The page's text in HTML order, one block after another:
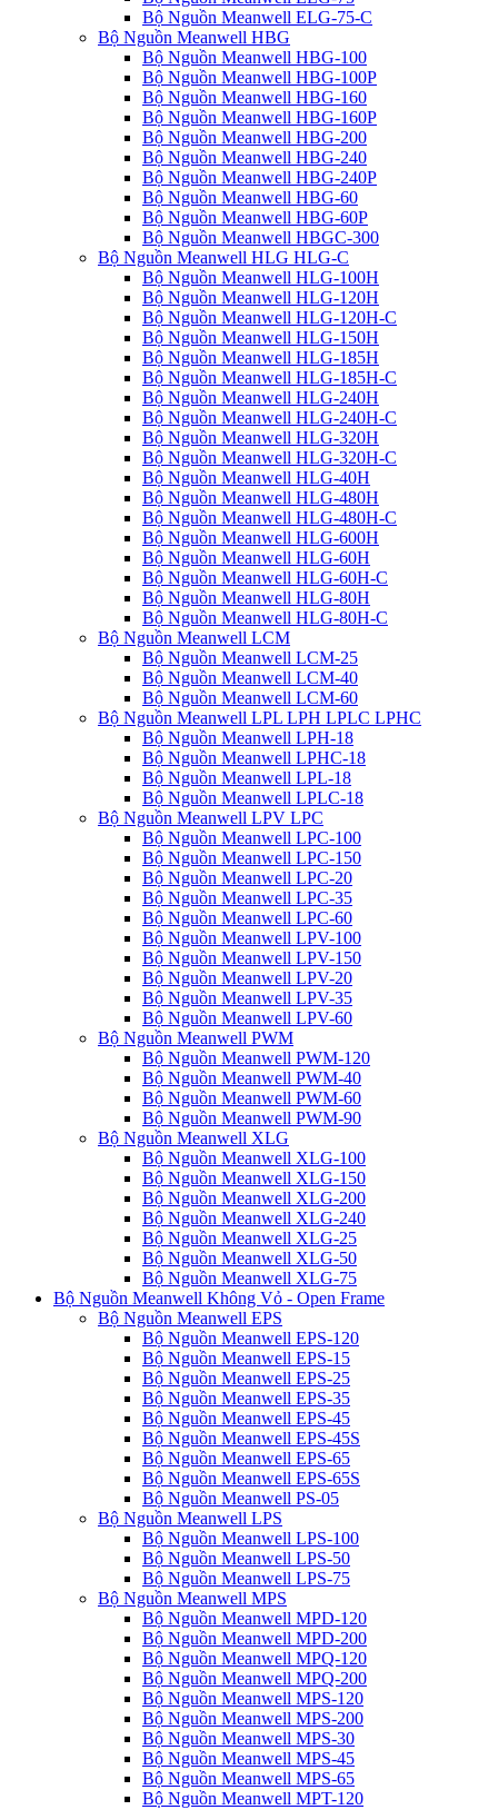
Bộ Nguồn Meanwell ELG-75-C
Bộ Nguồn Meanwell HBG
Bộ Nguồn Meanwell HBG-100
Bộ Nguồn Meanwell HBG-100P
Bộ Nguồn Meanwell HBG-160
Bộ Nguồn Meanwell HBG-160P
Bộ Nguồn Meanwell HBG-200
Bộ Nguồn Meanwell HBG-240
Bộ Nguồn Meanwell HBG-240P
Bộ Nguồn Meanwell HBG-60
Bộ Nguồn Meanwell HBG-60P
Bộ Nguồn Meanwell HBGC-300
Bộ Nguồn Meanwell HLG HLG-C
Bộ Nguồn Meanwell HLG-100H
Bộ Nguồn Meanwell HLG-120H
Bộ Nguồn Meanwell HLG-120H-C
Bộ Nguồn Meanwell HLG-150H
Bộ Nguồn Meanwell HLG-185H
Bộ Nguồn Meanwell HLG-185H-C
Bộ Nguồn Meanwell HLG-240H
Bộ Nguồn Meanwell HLG-240H-C
Bộ Nguồn Meanwell HLG-320H
Bộ Nguồn Meanwell HLG-320H-C
Bộ Nguồn Meanwell HLG-40H
Bộ Nguồn Meanwell HLG-480H
Bộ Nguồn Meanwell HLG-480H-C
Bộ Nguồn Meanwell HLG-600H
Bộ Nguồn Meanwell HLG-60H
Bộ Nguồn Meanwell HLG-60H-C
Bộ Nguồn Meanwell HLG-80H
Bộ Nguồn Meanwell HLG-80H-C
Bộ Nguồn Meanwell LCM
Bộ Nguồn Meanwell LCM-25
Bộ Nguồn Meanwell LCM-40
Bộ Nguồn Meanwell LCM-60
Bộ Nguồn Meanwell LPL LPH LPLC LPHC
Bộ Nguồn Meanwell LPH-18
Bộ Nguồn Meanwell LPHC-18
Bộ Nguồn Meanwell LPL-18
Bộ Nguồn Meanwell LPLC-18
Bộ Nguồn Meanwell LPV LPC
Bộ Nguồn Meanwell LPC-100
Bộ Nguồn Meanwell LPC-150
Bộ Nguồn Meanwell LPC-20
Bộ Nguồn Meanwell LPC-35
Bộ Nguồn Meanwell LPC-60
Bộ Nguồn Meanwell LPV-100
Bộ Nguồn Meanwell LPV-150
Bộ Nguồn Meanwell LPV-20
Bộ Nguồn Meanwell LPV-35
Bộ Nguồn Meanwell LPV-60
Bộ Nguồn Meanwell PWM
Bộ Nguồn Meanwell PWM-120
Bộ Nguồn Meanwell PWM-40
Bộ Nguồn Meanwell PWM-60
Bộ Nguồn Meanwell PWM-90
Bộ Nguồn Meanwell XLG
Bộ Nguồn Meanwell XLG-100
Bộ Nguồn Meanwell XLG-150
Bộ Nguồn Meanwell XLG-200
Bộ Nguồn Meanwell XLG-240
Bộ Nguồn Meanwell XLG-25
Bộ Nguồn Meanwell XLG-50
Bộ Nguồn Meanwell XLG-75
Bộ Nguồn Meanwell Không Vỏ - Open Frame
Bộ Nguồn Meanwell EPS
Bộ Nguồn Meanwell EPS-120
Bộ Nguồn Meanwell EPS-15
Bộ Nguồn Meanwell EPS-25
Bộ Nguồn Meanwell EPS-35
Bộ Nguồn Meanwell EPS-45
Bộ Nguồn Meanwell EPS-45S
Bộ Nguồn Meanwell EPS-65
Bộ Nguồn Meanwell EPS-65S
Bộ Nguồn Meanwell PS-05
Bộ Nguồn Meanwell LPS
Bộ Nguồn Meanwell LPS-100
Bộ Nguồn Meanwell LPS-50
Bộ Nguồn Meanwell LPS-75
Bộ Nguồn Meanwell MPS
Bộ Nguồn Meanwell MPD-120
Bộ Nguồn Meanwell MPD-200
Bộ Nguồn Meanwell MPQ-120
Bộ Nguồn Meanwell MPQ-200
Bộ Nguồn Meanwell MPS-120
Bộ Nguồn Meanwell MPS-200
Bộ Nguồn Meanwell MPS-30
Bộ Nguồn Meanwell MPS-45
Bộ Nguồn Meanwell MPS-65
Bộ Nguồn Meanwell MPT-120